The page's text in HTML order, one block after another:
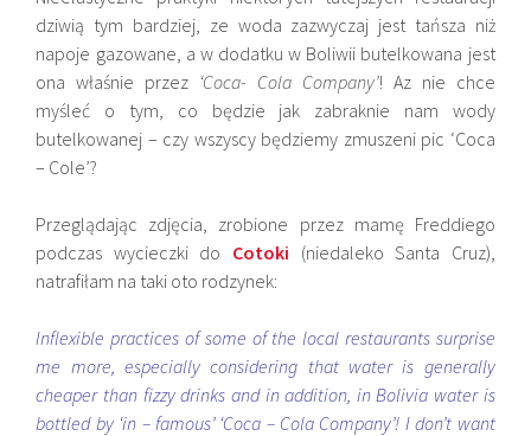
dziwią tym bardziej, ze woda zazwyczaj jest tańsza niż
napoje gazowane, a w dodatku w Boliwii butelkowana jest
ona właśnie przez ‘Coca- Cola Company’! Az nie chce
myśleć o tym, co będzie jak zabraknie nam wody
butelkowanej – czy wszyscy będziemy zmuszeni pic ‘Coca
– Cole’?
Przeglądając zdjęcia, zrobione przez mamę Freddiego
podczas wycieczki do Cotoki (niedaleko Santa Cruz),
natrafiłam na taki oto rodzynek:
Inflexible practices of some of the local restaurants surprise
me more, especially considering that water is generally
cheaper than fizzy drinks and in addition, in Bolivia water is
bottled by ‘in – famous’ ‘Coca – Cola Company’! I don’t want